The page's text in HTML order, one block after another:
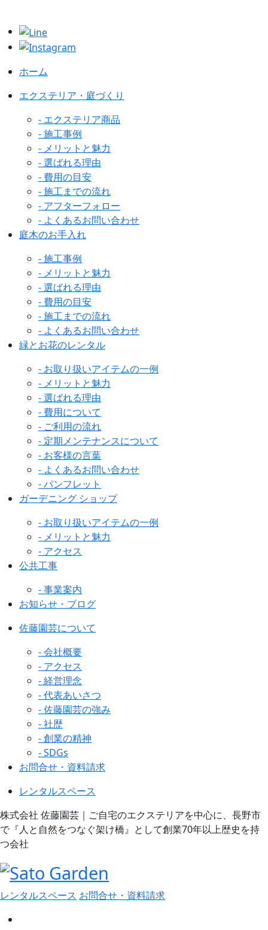
ホーム
エクステリア・庭づくり
- エクステリア商品
- 施工事例
- メリットと魅力
- 選ばれる理由
- 費用の目安
- 施工までの流れ
- アフターフォロー
- よくあるお問い合わせ
庭木のお手入れ
- 施工事例
- メリットと魅力
- 選ばれる理由
- 費用の目安
- 施工までの流れ
- よくあるお問い合わせ
緑とお花のレンタル
- お取り扱いアイテムの一例
- メリットと魅力
- 選ばれる理由
- 費用について
- ご利用の流れ
- 定期メンテナンスについて
- お客様の言葉
- よくあるお問い合わせ
- パンフレット
ガーデニング ショップ
- お取り扱いアイテムの一例
- メリットと魅力
- アクセス
公共工事
- 事業案内
お知らせ・ブログ
佐藤園芸について
- 会社概要
- アクセス
- 経営理念
- 代表あいさつ
- 佐藤園芸の強み
- 社歴
- 創業の精神
- SDGs
お問合せ・資料請求
レンタルスペース
株式会社 佐藤園芸｜ご自宅のエクステリアを中心に、長野市
で『人と自然をつなぐ架け橋』として創業70年以上歴史を持
つ会社
レンタルスペース お問合せ・資料請求